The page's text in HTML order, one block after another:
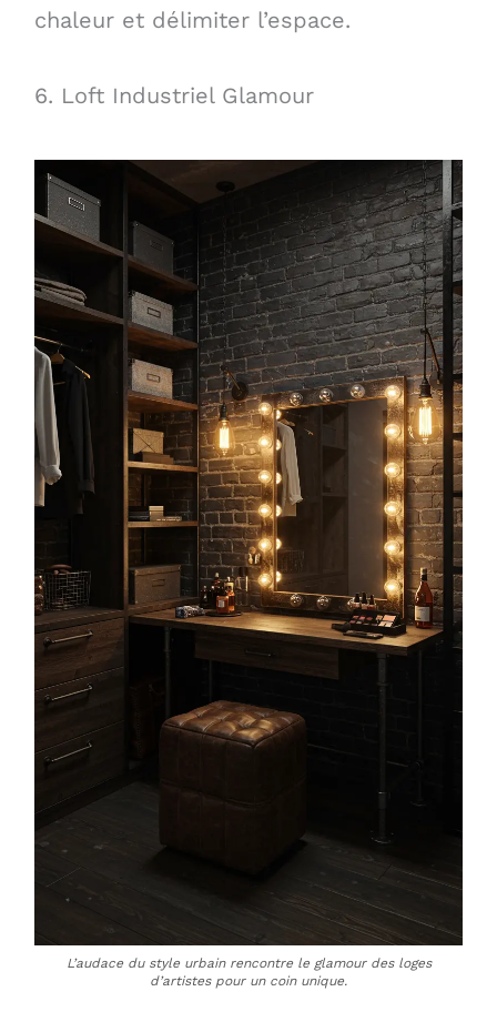
chaleur et délimiter l’espace.
6. Loft Industriel Glamour
L’audace du style urbain rencontre le glamour des loges
d’artistes pour un coin unique.